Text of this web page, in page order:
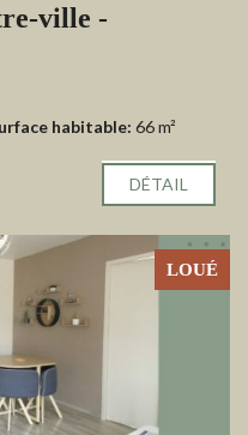
ville -
habitable: 66 m²
DÉTAIL
LOUÉ